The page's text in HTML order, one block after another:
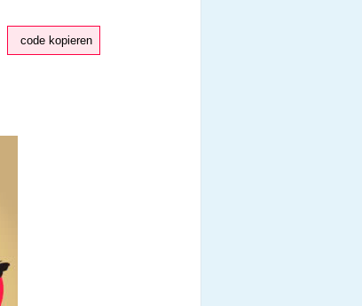
code kopieren